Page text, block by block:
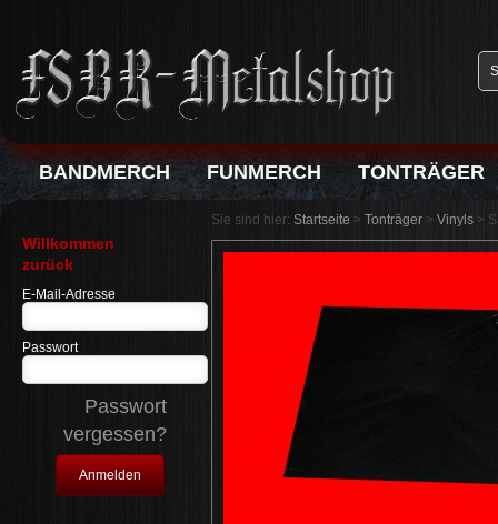
BANDMERCH FUNMERCH TONTRÄGER
Willkommen
zurück
E-Mail-Adresse
Passwort
Passwort
vergessen?
Sie sind hier: Startseite > Tonträger > Vinyls >